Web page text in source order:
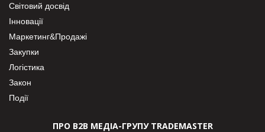
Світовий досвід
Інновації
Маркетинг&Продажі
Закупки
Логістика
Закон
Події
ПРО В2В МЕДІА-ГРУПУ TRADEMASTER